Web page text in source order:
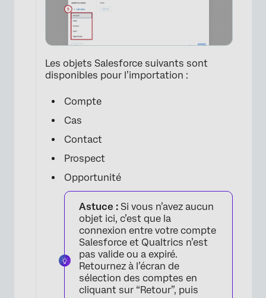
Les objets Salesforce suivants sont
disponibles pour l’importation :
Compte
Cas
Contact
Prospect
Opportunité
Astuce : Si vous n’avez aucun
objet ici, c’est que la
connexion entre votre compte
Salesforce et Qualtrics n’est
pas valide ou a expiré.
Retournez à l’écran de
sélection des comptes en
cliquant sur “Retour”, puis